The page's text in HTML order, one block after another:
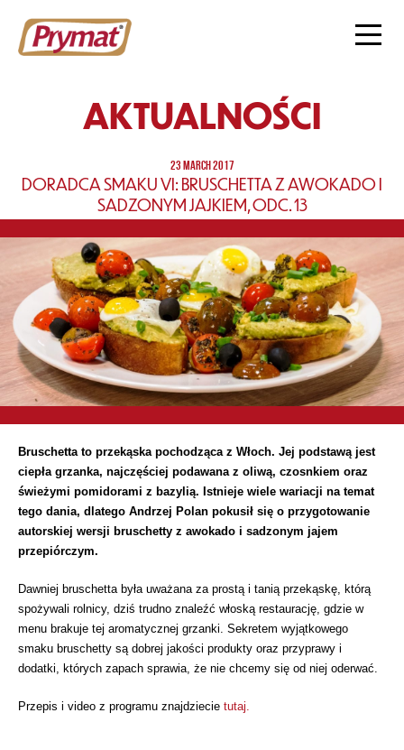
AKTUALNOŚCI
23 MARCH 2017
DORADCA SMAKU VI: BRUSCHETTA Z AWOKADO I
SADZONYM JAJKIEM, ODC. 13
Bruschetta to przekąska pochodząca z Włoch. Jej podstawą jest
ciepła grzanka, najczęściej podawana z oliwą, czosnkiem oraz
świeżymi pomidorami z bazylią. Istnieje wiele wariacji na temat
tego dania, dlatego Andrzej Polan pokusił się o przygotowanie
autorskiej wersji bruschetty z awokado i sadzonym jajem
przepiórczym.
Dawniej bruschetta była uważana za prostą i tanią przekąskę, którą
spożywali rolnicy, dziś trudno znaleźć włoską restaurację, gdzie w
menu brakuje tej aromatycznej grzanki. Sekretem wyjątkowego
smaku bruschetty są dobrej jakości produkty oraz przyprawy i
dodatki, których zapach sprawia, że nie chcemy się od niej oderwać.
Przepis i video z programu znajdziecie tutaj.